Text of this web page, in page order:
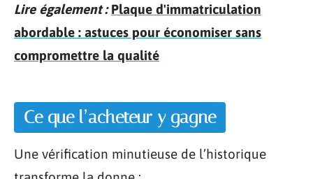
Lire également : Plaque d'immatriculation
abordable : astuces pour économiser sans
compromettre la qualité
Ce que l’acheteur y gagne
Une vérification minutieuse de l’historique